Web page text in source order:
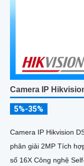
Camera IP
5%-35%
Camera IP Hikvision
phân giải 2MP Tích
số 16X Công nghệ